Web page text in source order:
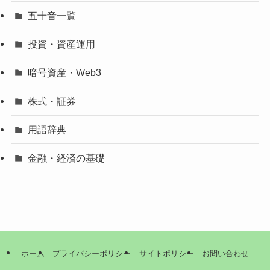
五十音一覧
投資・資産運用
暗号資産・Web3
株式・証券
用語辞典
金融・経済の基礎
ホーム プライバシーポリシー サイトポリシー お問い合わせ